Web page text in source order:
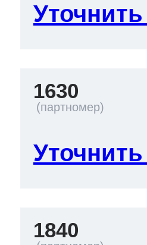
1630
1840